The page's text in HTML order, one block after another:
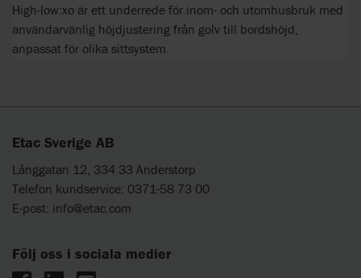
High-low:xo är ett underrede för inom- och utomhusbruk med
användarvänlig höjdjustering från golv till bordshöjd,
anpassat för olika sittsystem.
Etac Sverige AB
Långgatan 12, 334 33 Anderstorp
Telefon kundservice: 0371-58 73 00
E-post: info@etac.com
Följ oss i sociala medier